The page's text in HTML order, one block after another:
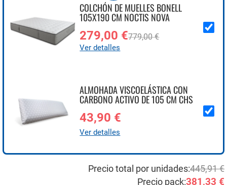
COLCHÓN DE MUELLES BONELL
105X190 CM NOCTIS NOVA
279,00 €779,00 €
Ver detalles
ALMOHADA VISCOELÁSTICA CON
CARBONO ACTIVO DE 105 CM CHS
43,90 €
Ver detalles
Precio total por unidades:445,91 €
Precio pack:381,33 €